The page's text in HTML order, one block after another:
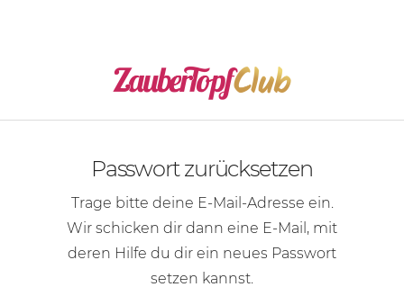
Passwort zurücksetzen
Trage bitte deine E-Mail-Adresse ein.
Wir schicken dir dann eine E-Mail , mit
deren Hilfe du dir ein neues Passwort
setzen kannst.